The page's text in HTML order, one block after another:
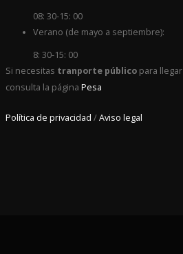
08: 30-15: 00
Verano (de mayo a septiembre):
8: 30-15: 00
Si necesitas tranporte públicopara llegar
consulta la página Pesa
Política de privacidad /Aviso legal